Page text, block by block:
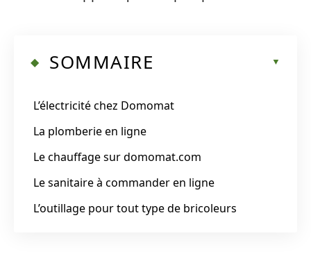
SOMMAIRE
L’électricité chez Domomat
La plomberie en ligne
Le chauffage sur domomat.com
Le sanitaire à commander en ligne
L’outillage pour tout type de bricoleurs